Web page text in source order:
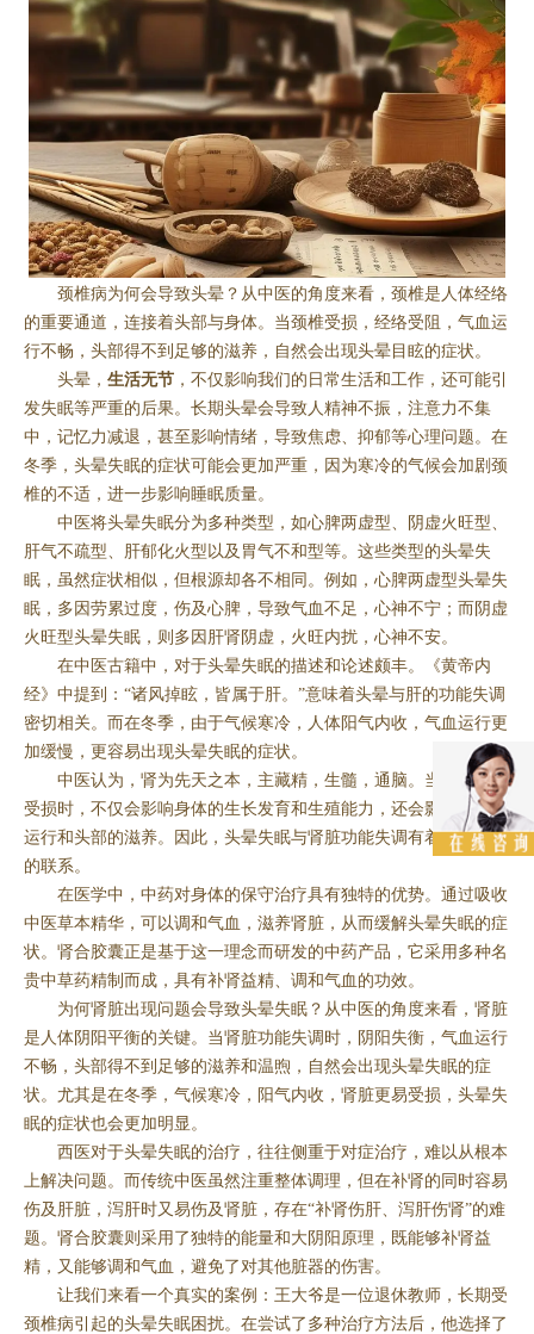
颈椎病为何会导致头晕？从中医的角度来看，颈椎是人体经络
的重要通道，连接着头部与身体。当颈椎受损，经络受阻，气血运
行不畅，头部得不到足够的滋养，自然会出现头晕目眩的症状。
头晕， 生活无节 ，不仅影响我们的日常生活和工作，还可能引
发失眠等严重的后果。长期头晕会导致人精神不振，注意力不集
中，记忆力减退，甚至影响情绪，导致焦虑、抑郁等心理问题。在
冬季，头晕失眠的症状可能会更加严重，因为寒冷的气候会加剧颈
椎的不适，进一步影响睡眠质量。
中医将头晕失眠分为多种类型，如心脾两虚型、阴虚火旺型、
肝气不疏型、肝郁化火型以及胃气不和型等。这些类型的头晕失
眠，虽然症状相似，但根源却各不相同。例如，心脾两虚型头晕失
眠，多因劳累过度，伤及心脾，导致气血不足，心神不宁；而阴虚
火旺型头晕失眠，则多因肝肾阴虚，火旺内扰，心神不安。
在中医古籍中，对于头晕失眠的描述和论述颇丰。《黄帝内
经》中提到：“诸风掉眩，皆属于肝。”意味着头晕与肝的功能失调
密切相关。而在冬季，由于气候寒冷，人体阳气内收，气血运行更
加缓慢，更容易出现头晕失眠的症状。
中医认为，肾为先天之本，主藏精，生髓，通脑。当肾脏功能
受损时，不仅会影响身体的生长发育和生殖能力，还会影响气血的
运行和头部的滋养。因此，头晕失眠与肾脏功能失调有着千丝万缕
的联系。
在医学中，中药对身体的保守治疗具有独特的优势。通过吸收
中医草本精华，可以调和气血，滋养肾脏，从而缓解头晕失眠的症
状。肾合胶囊正是基于这一理念而研发的中药产品，它采用多种名
贵中草药精制而成，具有补肾益精、调和气血的功效。
为何肾脏出现问题会导致头晕失眠？从中医的角度来看，肾脏
是人体阴阳平衡的关键。当肾脏功能失调时，阴阳失衡，气血运行
不畅，头部得不到足够的滋养和温煦，自然会出现头晕失眠的症
状。尤其是在冬季，气候寒冷，阳气内收，肾脏更易受损，头晕失
眠的症状也会更加明显。
西医对于头晕失眠的治疗，往往侧重于对症治疗，难以从根本
上解决问题。而传统中医虽然注重整体调理，但在补肾的同时容易
伤及肝脏，泻肝时又易伤及肾脏，存在“补肾伤肝、泻肝伤肾”的难
题。肾合胶囊则采用了独特的能量和大阴阳原理，既能够补肾益
精，又能够调和气血，避免了对其他脏器的伤害。
让我们来看一个真实的案例：王大爷是一位退休教师，长期受
颈椎病引起的头晕失眠困扰。在尝试了多种治疗方法后，他选择了